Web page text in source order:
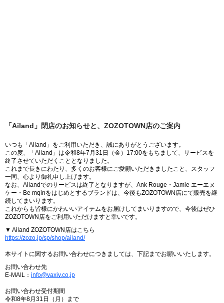
「Ailand」閉店のお知らせと、ZOZOTOWN店のご案内
いつも「Ailand」をご利用いただき、誠にありがとうございます。
この度、「Ailand」は令和8年7月31日（金）17:00をもちまして、サービスを
終了させていただくこととなりました。
これまで長きにわたり、多くのお客様にご愛顧いただきましたこと、スタッフ
一同、心より御礼申し上げます。
なお、Ailandでのサービスは終了となりますが、Ank Rouge・Jamie エーエヌ
ケー・Be mqinをはじめとするブランドは、今後もZOZOTOWN店にて販売を継
続してまいります。
これからも皆様にかわいいアイテムをお届けしてまいりますので、今後はぜひ
ZOZOTOWN店をご利用いただけますと幸いです。
▼ Ailand ZOZOTOWN店はこちら
https://zozo.jp/sp/shop/ailand/
本サイトに関するお問い合わせにつきましては、下記までお願いいたします。
お問い合わせ先
E-MAIL： info@vaxiv.co.jp
お問い合わせ受付期間
令和8年8月31日（月）まで